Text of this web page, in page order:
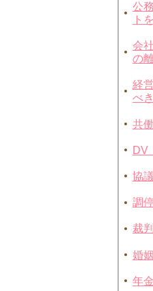
公
ト
会
の
経
べ
共
DV
協
調
裁
婚
年